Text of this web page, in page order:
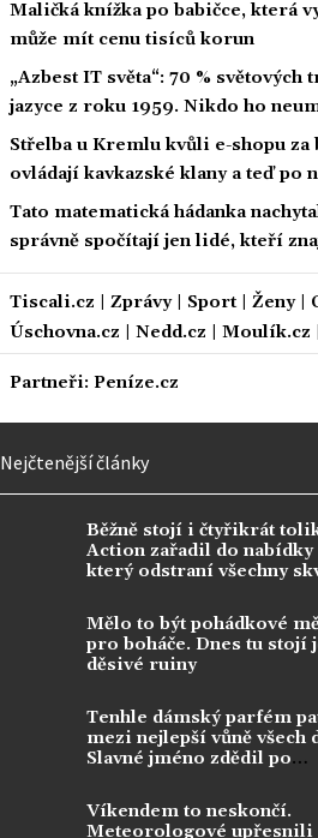
Maličká knížka po babičce, která
může mít cenu tisíců korun
„Azbest IT světa“: 70 %
jazyce z roku 1959. Nikdo ho
Střelba u Kremlu kvůli e-shopu
ovládají kavkazské klany a teď po
Tato matematická hádanka
správně spočítají jen lidé, kteří
Tiscali.cz Zprávy| Sport| Ženy|
Úschovna.cz
Nedd.cz Moulík.cz
Partneři: Peníze.cz
Nejčtenější články
Běžně stojí i čtyřikrát
Action zařadil do
který odstraní všechny
Mělo to být pohádkové
pro boháče. Dnes tu stojí
děsivé ruiny
Tenhle dámský parfém
mezi nejlepší vůně všech
Slavné jméno zdědil po
Víkendem to neskončí.
Meteorologové upřesnili